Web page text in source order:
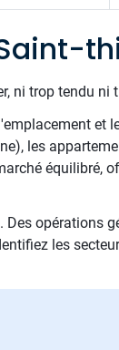
ni trop tendu ni
et
les
équilibré,
opérations
les